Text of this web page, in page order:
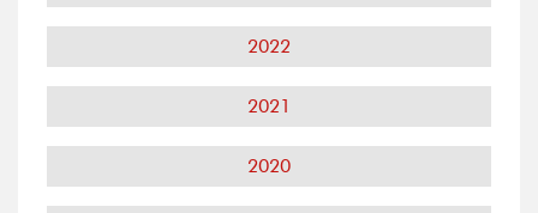
2022
2021
2020